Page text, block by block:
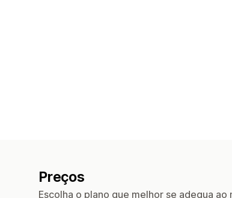
Preços
Escolha o plano que melhor se adequa ao